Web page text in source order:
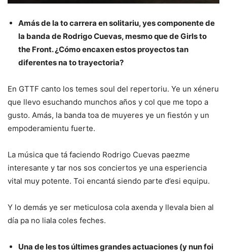
Amás de la to carrera en solitariu, yes componente de
la banda de Rodrigo Cuevas, mesmo que de Girls to
the Front. ¿Cómo encaxen estos proyectos tan
diferentes na to trayectoria?
En GTTF canto los temes soul del repertoriu. Ye un xéneru
que llevo esuchando munchos años y col que me topo a
gusto. Amás, la banda toa de muyeres ye un fiestón y un
empoderamientu fuerte.
La música que tá faciendo Rodrigo Cuevas paezme
interesante y tar nos sos conciertos ye una esperiencia
vital muy potente. Toi encantá siendo parte d’esi equipu.
Y lo demás ye ser meticulosa cola axenda y llevala bien al
día pa no liala coles feches.
Una de les tos últimes grandes actuaciones (y nun foi